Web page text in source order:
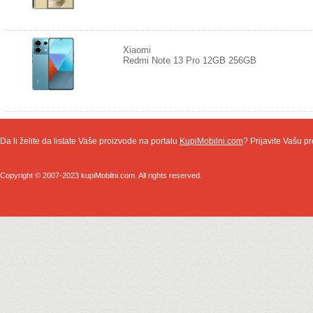
Xiaomi
Redmi Note 13 Pro 12GB 256GB
Da li želite da listate Vaše proizvode na portalu KupiMobilni.com? Prijavite Vašu
Copyright © 2007-2023 kupiMobilni.com. All rights reserved.